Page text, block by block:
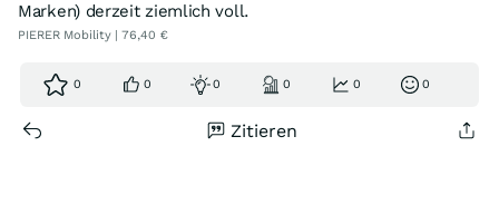
Marken) derzeit ziemlich voll.
PIERER Mobility | 76,40 €
0 0 0 0 0 0
Zitieren